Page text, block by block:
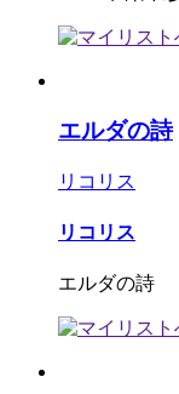
エルダの詩
リコリス
リコリス
エルダの詩